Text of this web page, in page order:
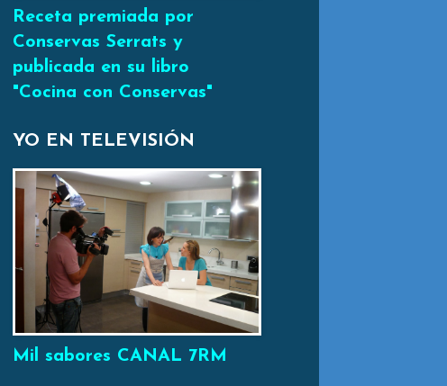
Receta premiada por
Conservas Serrats y
publicada en su libro
"Cocina con Conservas"
YO EN TELEVISIÓN
Mil sabores CANAL 7RM